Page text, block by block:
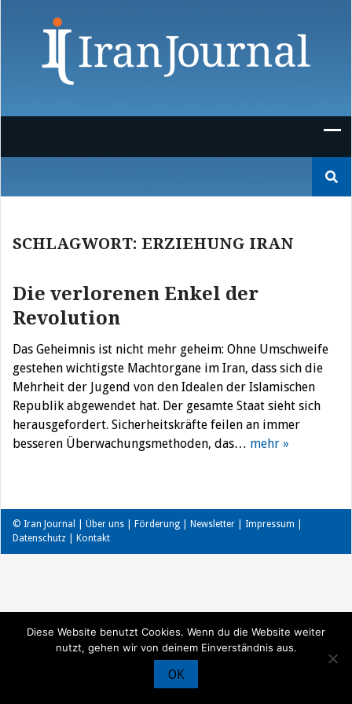
nach:
SCHLAGWORT: ERZIEHUNG IRAN
Die verlorenen Enkel der
Revolution
Das Geheimnis ist nicht mehr geheim: Ohne Umschweife
gestehen wichtigste Machtorgane im Iran, dass sich die
Mehrheit der Jugend von den Idealen der Islamischen
Republik abgewendet hat. Der gesamte Staat sieht sich
herausgefordert. Sicherheitskräfte feilen an immer
besseren Überwachungsmethoden, das… mehr »
© Iran Journal | Über uns Förderung Newsletter Impressum
Datenschutz
Kontakt
Diese Website benutzt Cookies. Wenn du die Website weiter
nutzt, gehen wir von deinem Einverständnis aus.
OK